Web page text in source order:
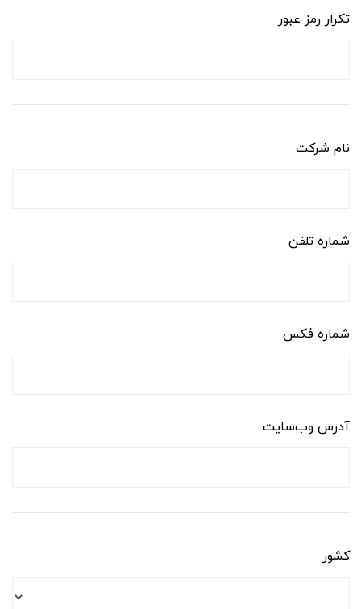
تکرار رمز عبور
نام شرکت
شماره تلفن
شماره فکس
آدرس وب‌سایت
کشور